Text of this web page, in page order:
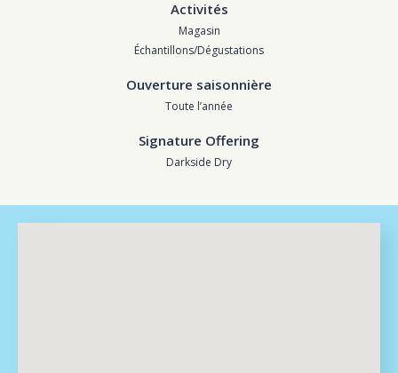
Activités
Magasin
Échantillons/Dégustations
Ouverture saisonnière
Toute l’année
Signature Offering
Darkside Dry